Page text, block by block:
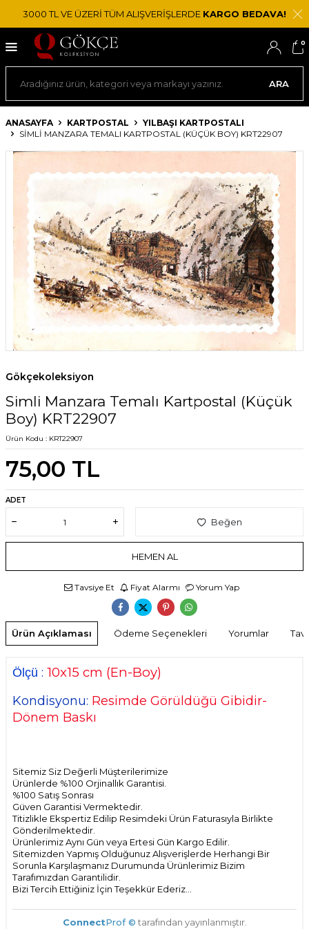
3000 TL VE ÜZERİ TÜM ALIŞVERİŞLERDE KARGO BEDAVA!
ARA
0
ANASAYFA KARTPOSTAL
YILBAŞI KARTPOSTALI
SIMLI MANZARA TEMALI KARTPOSTAL (KÜÇÜK BOY) KRT22907
Gökçekoleksiyon
Simli Manzara Temalı Kartpostal (Küçük
Boy) KRT22907
Ürün Kodu : KRT22907
75,00 TL
ADET
Beğen
HEMEN AL
Tavsiye Et Fiyat Alarmı Yorum Yap
Ürün Açıklaması Ödeme Seçenekleri Yorumlar
Ölçü : 10x15 cm (En-Boy)
Kondisyonu: Resimde Görüldüğü Gibidir-
Dönem Baskı
Sitemiz Siz Değerli Müşterilerimize
Ürünlerde %100 Orjinallık Garantisi.
%100 Satış Sonrası
Güven Garantisi Vermektedir.
Titizlikle Ekspertiz Edilip Resimdeki Ürün Faturasıyla Birlikte
Gönderilmektedir.
Ürünlerimiz Aynı Gün veya Ertesi Gün Kargo Edilir.
Sitemizden Yapmış Olduğunuz Alışverişlerde Herhangi Bir
Sorunla Karşılaşmanız Durumunda Ürünlerimiz Bizim
Tarafımızdan Garantilidir.
Bizi Tercih Ettiğiniz İçin Teşekkür Ederiz...
ConnectProf © tarafından yayınlanmıştır.